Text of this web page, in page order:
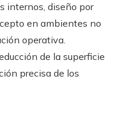
internos, diseño por
en ambientes no
operativa.
de la superficie
precisa de los